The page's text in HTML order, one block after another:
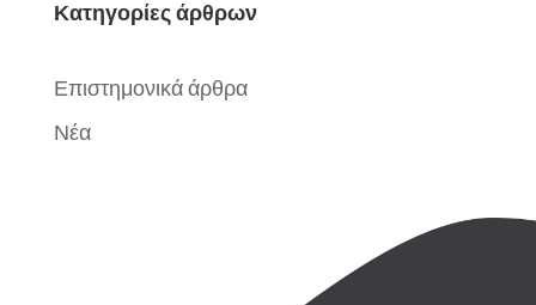
Κατηγορίες άρθρων
Επιστημονικά άρθρα
Νέα